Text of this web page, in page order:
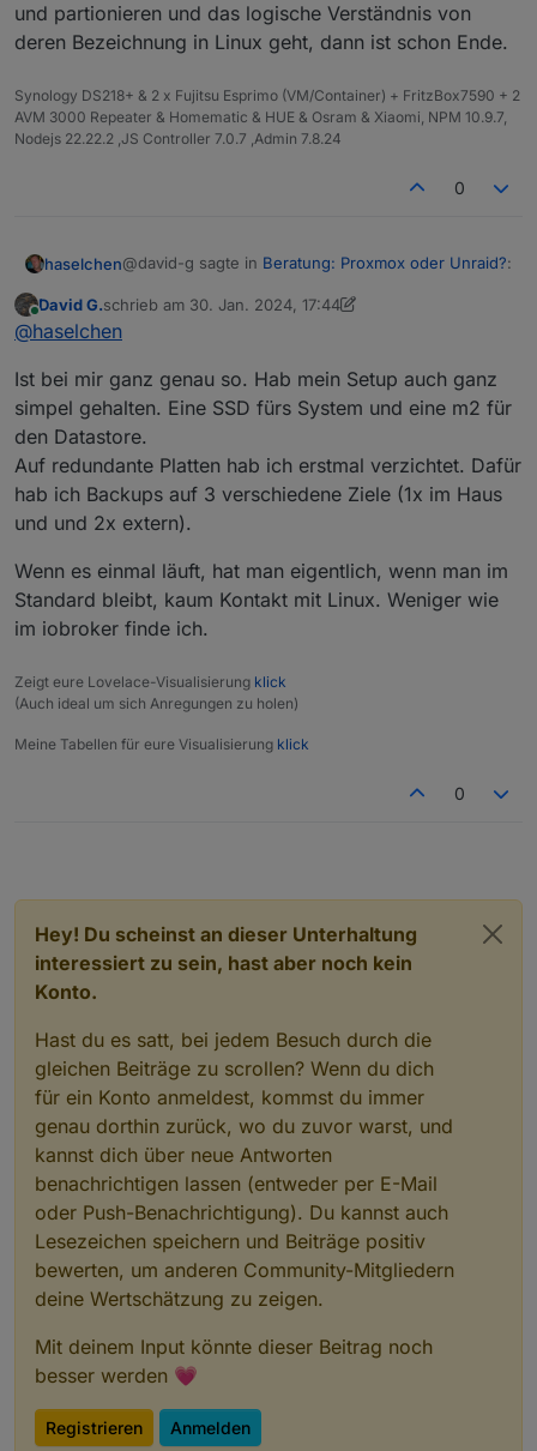
und partionieren und das logische Verständnis von
deren Bezeichnung in Linux geht, dann ist schon Ende.
Synology DS218+ & 2 x Fujitsu Esprimo (VM/Container) + FritzBox7590 + 2
AVM 3000 Repeater & Homematic & HUE & Osram & Xiaomi, NPM 10.9.7,
Nodejs 22.22.2 ,JS Controller 7.0.7 ,Admin 7.8.24
0
haselchen@david-g sagte in Beratung: Proxmox oder Unraid?:
Kann ich nur hoffen, denn diese Linuxsachen in
den Kopf zu prügeln , ist echt so mein Problem.
Standardbefehle sind okay, aber wenns um
Festplatten und partionieren und das logische
Verständnis von deren Bezeichnung in Linux geht,
dann ist schon Ende.
Online
David G.schrieb am 30. Jan. 2024, 17:44
zuletzt editiert von David G.
@haselchen
Ist bei mir ganz genau so. Hab mein Setup auch ganz
simpel gehalten. Eine SSD fürs System und eine m2 für
den Datastore.
Auf redundante Platten hab ich erstmal verzichtet. Dafür
hab ich Backups auf 3 verschiedene Ziele (1x im Haus
und und 2x extern).
Wenn es einmal läuft, hat man eigentlich, wenn man im
Standard bleibt, kaum Kontakt mit Linux. Weniger wie
im iobroker finde ich.
Zeigt eure Lovelace-Visualisierung klick
(Auch ideal um sich Anregungen zu holen)
Meine Tabellen für eure Visualisierung klick
0
Hey! Du scheinst an dieser Unterhaltung
interessiert zu sein, hast aber noch kein
Konto.
Hast du es satt, bei jedem Besuch durch die
gleichen Beiträge zu scrollen? Wenn du dich
für ein Konto anmeldest, kommst du immer
genau dorthin zurück, wo du zuvor warst, und
kannst dich über neue Antworten
benachrichtigen lassen (entweder per E-Mail
oder Push-Benachrichtigung). Du kannst auch
Lesezeichen speichern und Beiträge positiv
bewerten, um anderen Community-Mitgliedern
deine Wertschätzung zu zeigen.
Mit deinem Input könnte dieser Beitrag noch
besser werden 💗
Registrieren Anmelden